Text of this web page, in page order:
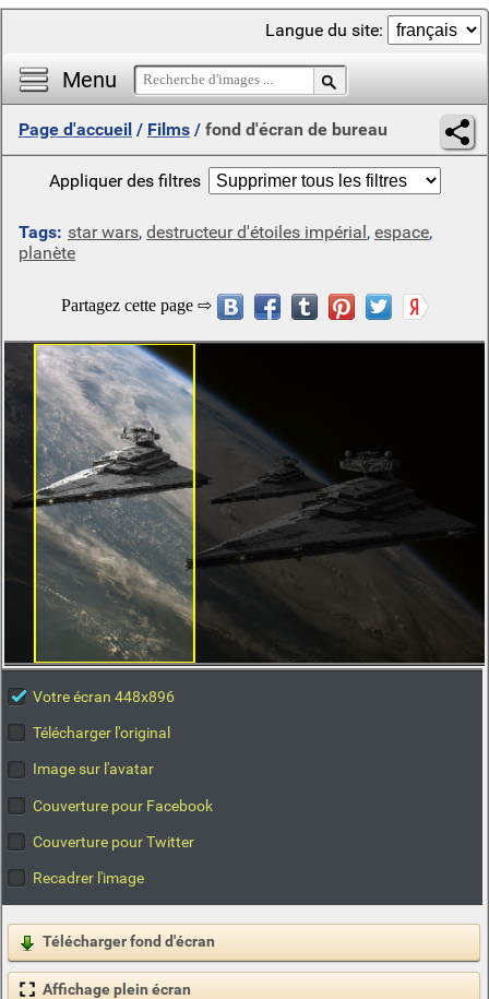
Menu
Langue du site:
Page d'accueil / Films / fond d'écran de bureau
Appliquer des filtres
Tags: star wars, destructeur d'étoiles impérial, espace,
planète
Votre écran 448x896
Télécharger l'original
Image sur l'avatar
Couverture pour Facebook
Couverture pour Twitter
Recadrer l'image
Télécharger fond d'écran
Affichage plein écran